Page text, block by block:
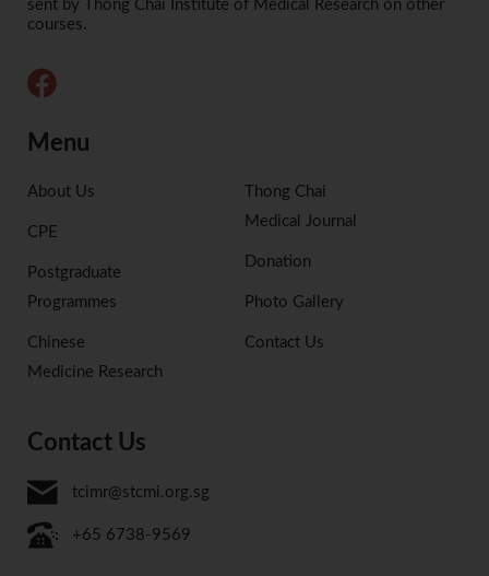
sent by Thong Chai Institute of Medical Research on other
courses.
Menu
About Us
CPE
Postgraduate
Programmes
Chinese
Medicine Research
Thong Chai
Medical Journal
Donation
Photo Gallery
Contact Us
Contact Us
tcimr@stcmi.org.sg
+65 6738-9569